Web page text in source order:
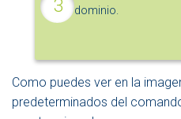
dominio.
Como puedes ver en la
predeterminados del